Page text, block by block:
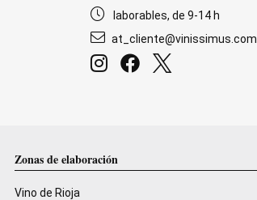
laborables, de 9-14 h
at_cliente@vinissimus.com
Zonas de elaboración
Vino de Rioja